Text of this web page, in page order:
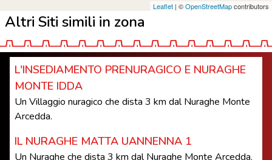
Leaflet | ©OpenStreetMapcontributors
Altri Siti simili in zona
L'INSEDIAMENTO PRENURAGICO E NURAGHE
MONTE IDDA
Un Villaggio nuragico che dista 3 km dal Nuraghe Monte
Arcedda.
IL NURAGHE MATTA UANNENNA 1
Un Nuraghe che dista 3 km dal Nuraghe Monte Arcedda.